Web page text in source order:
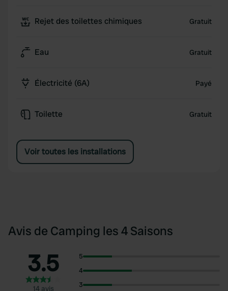
Rejet des toilettes chimiques Gratuit
Eau Gratuit
Électricité (6A) Payé
Toilette Gratuit
Voir toutes les installations
Avis de Camping les 4 Saisons
3.5
14 avis
5
4
3